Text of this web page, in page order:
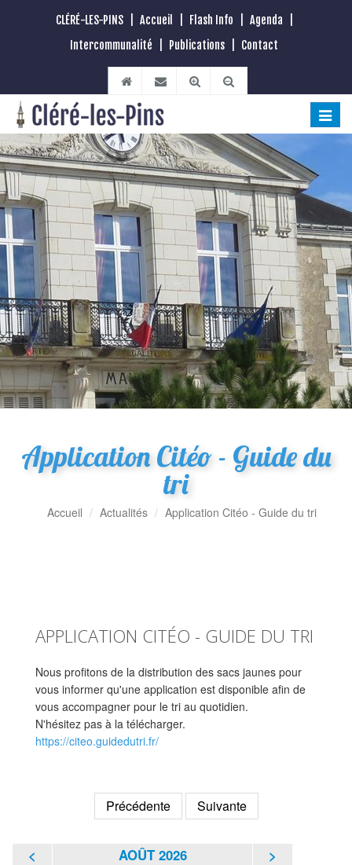
CLÉRÉ-LES-PINS Accueil Flash Info Agenda
Intercommunalité
Publications Contact
Toggle
Application Citéo - Guide du
tri
Accueil Actualités Application Citéo - Guide du tri
APPLICATION CITÉO - GUIDE DU TRI
Nous profitons de la distribution des sacs jaunes pour
vous informer qu'une application est disponible afin de
vous accompagner pour le tri au quotidien.
N'hésitez pas à la télécharger.
https://citeo.guidedutri.fr/
Précédente Suivante
< AOÛT 2026 >